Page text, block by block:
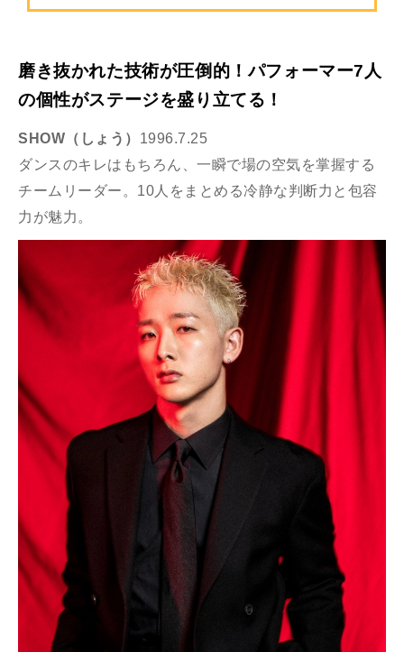
磨き抜かれた技術が圧倒的！パフォーマー7人
の個性がステージを盛り立てる！
SHOW（しょう） 1996.7.25
ダンスのキレはもちろん、一瞬で場の空気を掌握する
チームリーダー。10人をまとめる冷静な判断力と包容
力が魅力。